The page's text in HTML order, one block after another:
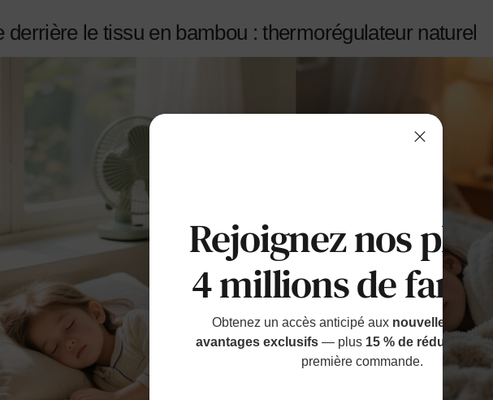
derrière le tissu en bambou : thermorégulateur naturel
Rejoignez nos
4 millions de
Obtenez un accès anticipé aux nouvelles sorties
avantages exclusifs— plus 15 % de réduction
première commande.